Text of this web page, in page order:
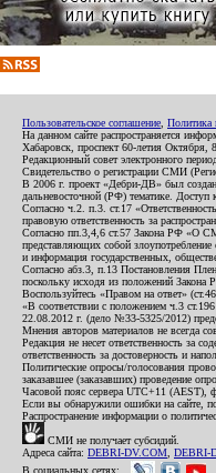
Пользовательское соглашение Политика
На данном сайте распространяется
Хабаровск, проспект 60-летия
Редакционный совет электронного
Свидетельство о регистрации СМИ
В 2006 г. проект «Дебри-ДВ» был
дальневосточной (РФ) тематике. Доступ
Согласно ч.2. п.3. ст.17
правовую ответственность за
Согласно пп.3,4,6 ст.57 Закона РФ «О
представляющих собой
и информация государственных,
Согласно абз.3, п.13 Постановления
поскольку исходя из положений Закона
Воспользуйтесь «Правом на ответ»
«В соответствии с положением ч.3
22.08.2012 г. (дело №33-5325/2012)
Мнения авторов материалов не всегда
Редакция не несет ответственность за
ответственность за достоверность и
Политические опросы/голосования
заказавшее (заказавших) проведение
Часовой пояс сервера UTC+11 (AEST),
Если вы обнаружили ошибки на сайте,
Распространение информации о
СМИ не получает субсидий.
Адреса сайта: DEBRI-DV.COM DEBRI-
В социальных сетях: